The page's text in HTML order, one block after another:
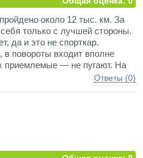
около 12 тыс. км. За
только с лучшей стороны.
да и это не спорткар.
в повороты входит вполне
приемлемые — не пугают. На
в грязь не попадал,
а не минивэн.
Ответы (0)